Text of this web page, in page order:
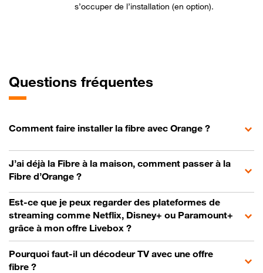
s’occuper de l’installation (en option).
Questions fréquentes
Comment faire installer la fibre avec Orange ?
J’ai déjà la Fibre à la maison, comment passer à la
Fibre d’Orange ?
Est-ce que je peux regarder des plateformes de
streaming comme Netflix, Disney+ ou Paramount+
grâce à mon offre Livebox ?
Pourquoi faut-il un décodeur TV avec une offre
fibre ?